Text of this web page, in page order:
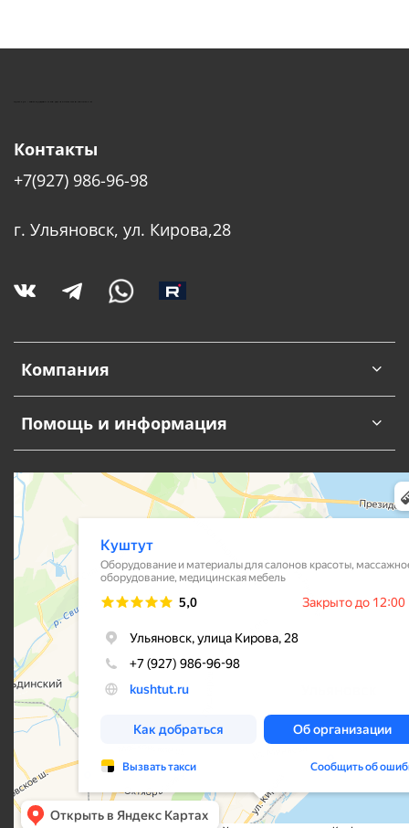
КУШТУТ - ОБОРУДОВАНИЕ ДЛЯ САЛОНОВ КРАСОТЫ
Компания
Помощь и информация
Контакты
+7(927) 986-96-98
г. Ульяновск, ул. Кирова,28